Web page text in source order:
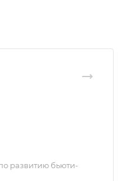
развитию бьюти-